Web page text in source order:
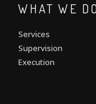
WHAT WE
Services
Supervision
Execution